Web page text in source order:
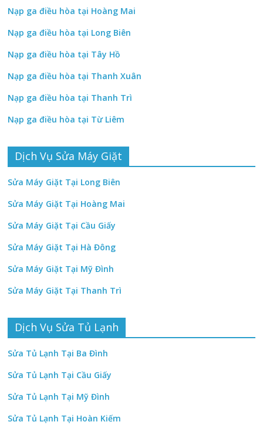
Nạp ga điều hòa tại Hoàng Mai
Nạp ga điều hòa tại Long Biên
Nạp ga điều hòa tại Tây Hồ
Nạp ga điều hòa tại Thanh Xuân
Nạp ga điều hòa tại Thanh Trì
Nạp ga điều hòa tại Từ Liêm
Dịch Vụ Sửa Máy Giặt
Sửa Máy Giặt Tại Long Biên
Sửa Máy Giặt Tại Hoàng Mai
Sửa Máy Giặt Tại Cầu Giấy
Sửa Máy Giặt Tại Hà Đông
Sửa Máy Giặt Tại Mỹ Đình
Sửa Máy Giặt Tại Thanh Trì
Dịch Vụ Sửa Tủ Lạnh
Sửa Tủ Lạnh Tại Ba Đình
Sửa Tủ Lạnh Tại Cầu Giấy
Sửa Tủ Lạnh Tại Mỹ Đình
Sửa Tủ Lạnh Tại Hoàn Kiếm